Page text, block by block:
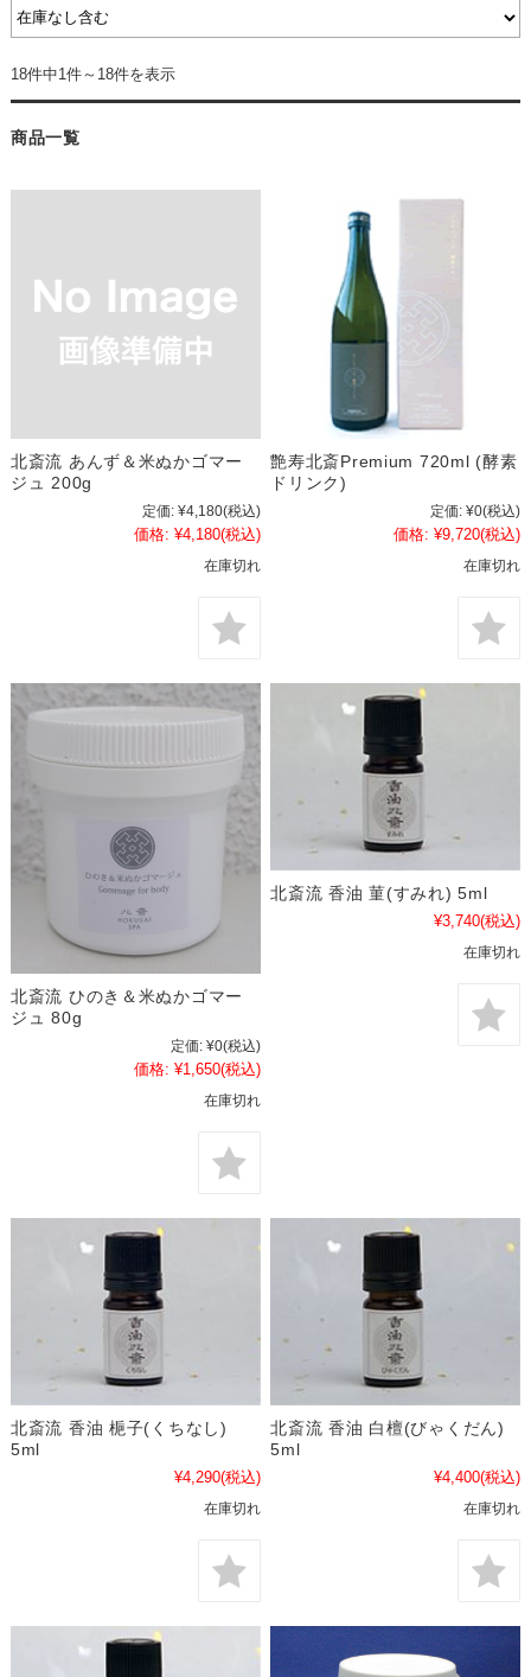
18件中1件～18件を表示
商品一覧
北斎流 あんず＆米ぬかゴマー
ジュ 200g
定価: ¥4,180(税込)
価格: ¥4,180(税込)
在庫切れ
艶寿北斎Premium 720ml (酵素
ドリンク)
定価: ¥0(税込)
価格: ¥9,720(税込)
在庫切れ
北斎流 ひのき＆米ぬかゴマー
ジュ 80g
定価: ¥0(税込)
価格: ¥1,650(税込)
在庫切れ
北斎流 香油 菫(すみれ) 5ml
¥3,740(税込)
在庫切れ
北斎流 香油 梔子(くちなし)
5ml
¥4,290(税込)
在庫切れ
北斎流 香油 白檀(びゃくだん)
5ml
¥4,400(税込)
在庫切れ